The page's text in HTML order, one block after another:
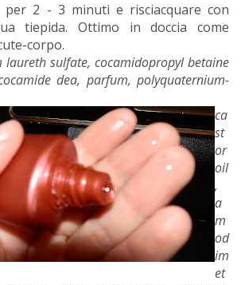
per 2 - 3 minuti e risciacquare con
tiepida. Ottimo in doccia come
corpo.
laureth sulfate, cocamidopropyl betaine
dea, parfum, polyquaternium-
ca
st
or
oil
,
a
m
od
im
et